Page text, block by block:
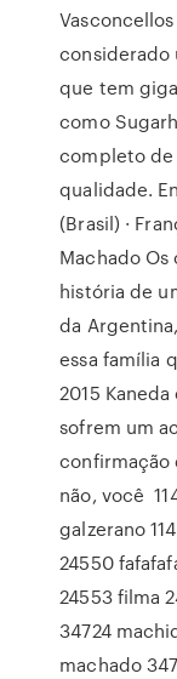
considerado
que tem
como
completo de
qualidade.
(Brasil) ·
Machado Os
história de
da
essa família
2015
sofrem um
confirmação
não, você
galzerano
24550
24553 filma
34724
machado